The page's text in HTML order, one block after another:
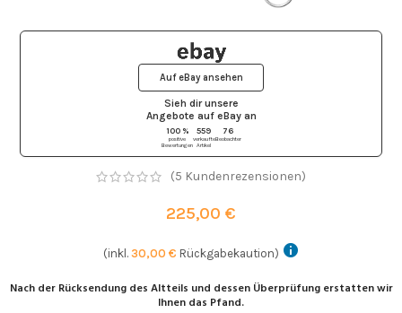
Sieh dir unsere
Angebote auf eBayan
100 %
positive
Bewertungen
559
verkaufte
Artikel
76
Beobachter
Auf eBay ansehen
(5 Kundenrezensionen)
225,00 €
(inkl. 30,00 € Rückgabekaution)
Nach der Rücksendung des Altteils und dessen Überprüfung erstatten wir
Ihnen das Pfand.